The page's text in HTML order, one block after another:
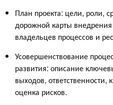
План проекта: цели, роли,
дорожной карты
владельцев процессов и
Усовершенствование
развития: описание
выходов, ответственности,
оценка рисков.